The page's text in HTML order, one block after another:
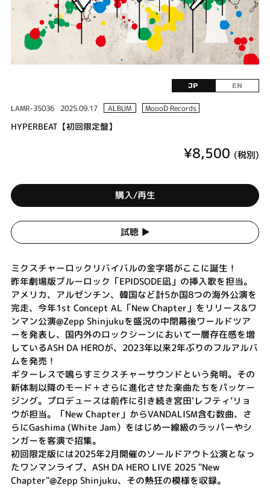
JP EN
LAMR-35036 2025.09.17 ALBUM MoooD Records
HYPERBEAT【初回限定盤】
¥8,500 (税別)
購入/再生
試聴 ▶︎
ミクスチャーロックリバイバルの金字塔がここに誕生！
昨年劇場版ブルーロック「EPIDSODE凪」の挿入歌を担当。
アメリカ、アルゼンチン、韓国など計5か国8つの海外公演を
完走、今年1st Concept AL「New Chapter」をリリース&ワ
ンマン公演@Zepp Shinjukuを盛況の中閉幕後ワールドツア
ーを発表し、国内外のロックシーンにおいて一層存在感を増
しているASH DA HEROが、2023年以来2年ぶりのフルアルバ
ムを発売！
ギターレスで鳴らすミクスチャーサウンドという発明。その
新体制以降のモード＋さらに進化させた楽曲たちをパッケー
ジング。プロデュースは前作に引き続き宮田'レフティ’リョ
ウが担当。「New Chapter」からVANDALISM含む数曲、さ
らにGashima (White Jam）をはじめ一線級のラッパーやシ
ンガーを客演で招集。
初回限定版には2025年2月開催のソールドアウト公演となっ
たワンマンライブ、ASH DA HERO LIVE 2025 "New
Chapter"@Zepp Shinjuku、その熱狂の模様を収録。